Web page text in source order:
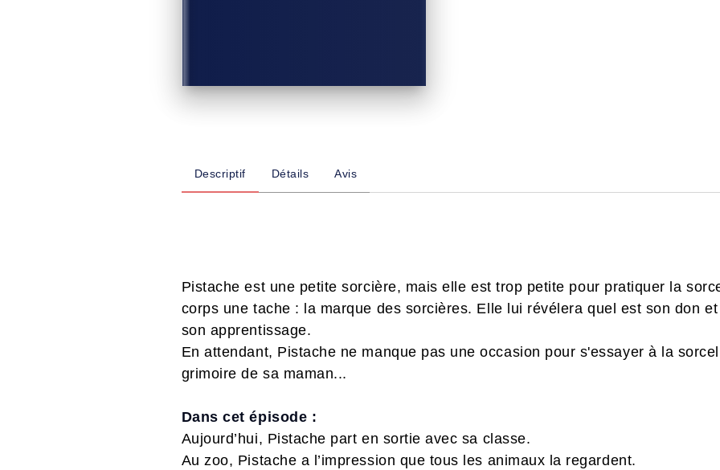
Descriptif Détails Avis
Pistache est une petite sorcière, mais elle est trop petite pour pratiquer la
corps une tache : la marque des sorcières. Elle lui révélera quel est son don
son apprentissage.
En attendant, Pistache ne manque pas une occasion pour s'essayer à la
grimoire de sa maman...
Dans cet épisode :
Aujourd’hui, Pistache part en sortie avec sa classe.
Au zoo, Pistache a l’impression que tous les animaux la regardent.